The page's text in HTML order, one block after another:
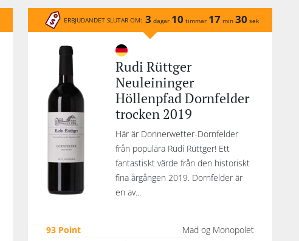
ERBJUDANDET SLUTAR OM: 3 dagar 10 timmar 17 min 30 sek
Rudi Rüttger
Neuleininger
Höllenpfad Dornfelder
trocken 2019
Här är Donnerwetter-Dornfelder
från populära Rudi Rüttger! Ett
fantastiskt värde från den historiskt
fina årgången 2019. Dornfelder är
en av...
93 Point
Mad og Monopolet